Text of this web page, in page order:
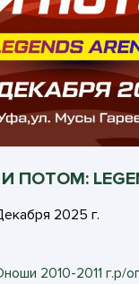
ПОТОМ:
2025 г.
2010-2011 г.р/